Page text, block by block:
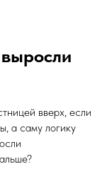
вверх, если
а саму логику